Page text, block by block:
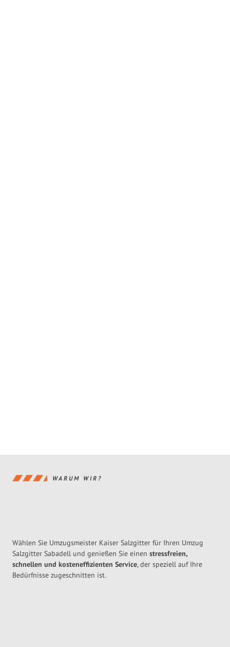
WARUM WIR?
Wählen Sie Umzugsmeister Kaiser Salzgitter für Ihren Umzug
Salzgitter Sabadell und genießen Sie einen stressfreien,
schnellen und kosteneffizienten Service, der speziell auf Ihre
Bedürfnisse zugeschnitten ist.